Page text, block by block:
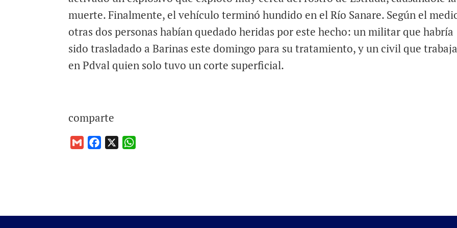
muerte. Finalmente, el vehículo terminó hundido en el Río Sanare. Según el
otras dos personas habían quedado heridas por este hecho: un militar que habría
sido trasladado a Barinas este domingo para su tratamiento, y un civil que
en Pdval quien solo tuvo un corte superficial.
comparte
G